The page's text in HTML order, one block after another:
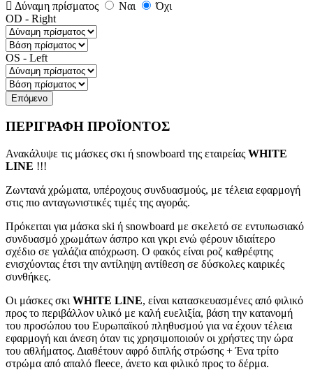
Δύναμη πρίσματος Ναι
Όχι
OD - Right
OS - Left
Επόμενο
ΠΕΡΙΓΡΑΦΗ ΠΡΟΪΟΝΤΟΣ
Ανακάλυψε τις μάσκες σκι ή snowboard της εταιρείας WHITE
LINE !!!
Ζωντανά χρώματα, υπέροχους συνδυασμούς, με τέλεια εφαρμογή
στις πιο ανταγωνιστικές τιμές της αγοράς.
Πρόκειται για μάσκα ski ή snowboard με σκελετό σε εντυπωσιακό
συνδυασμό χρωμάτων άσπρο και γκρι ενώ φέρουν ιδιαίτερο
σχέδιο σε γαλάζια απόχρωση. Ο φακός είναι ροζ καθρέφτης
ενισχύοντας έτσι την αντίληψη αντίθεση σε δύσκολες καιρικές
συνθήκες.
Οι μάσκες σκι WHITE LINE, είναι κατασκευασμένες από φιλικό
προς το περιβάλλον υλικό με καλή ευελιξία, βάση την κατανομή
του προσώπου του Ευρωπαϊκού πληθυσμού για να έχουν τέλεια
εφαρμογή και άνεση όταν τις χρησιμοποιούν οι χρήστες την ώρα
του αθλήματος. Διαθέτουν αφρό διπλής στρώσης + Ένα τρίτο
στρώμα από απαλό fleece, άνετο και φιλικό προς το δέρμα.